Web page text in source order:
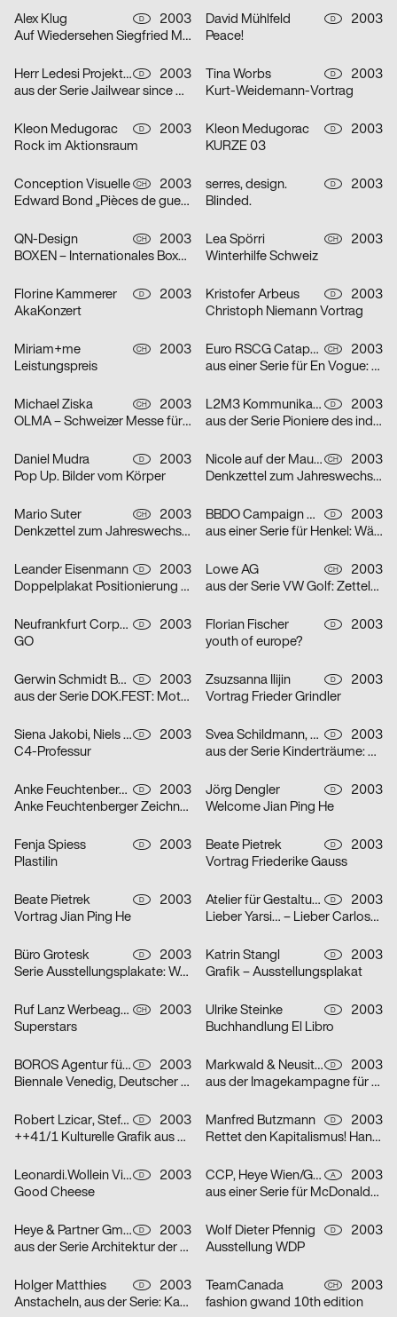
Alex Klug D
2003
Auf Wiedersehen Siegfried Maser
David Mühlfeld D
2003
Peace!
Herr Ledesi Projekt- und Werbeagentur D
2003
aus der Serie Jailwear since 1898: HAEFTLING Tasche
Tina Worbs D
2003
Kurt-Weidemann-Vortrag
Kleon Medugorac D
2003
Rock im Aktionsraum
Kleon Medugorac D
2003
KURZE 03
Conception Visuelle CH
2003
Edward Bond „Pièces de guerre I-II“
serres, design. D
2003
Blinded.
QN-Design CH
2003
BOXEN – Internationales Boxmeeting
Lea Spörri CH
2003
Winterhilfe Schweiz
Florine Kammerer D
2003
AkaKonzert
Kristofer Arbeus D
2003
Christoph Niemann Vortrag
Miriam+me CH
2003
Leistungspreis
Euro RSCG Catapult AG Switzerland CH
2003
aus einer Serie für En Vogue: Fisch
Michael Ziska CH
2003
OLMA – Schweizer Messe für Land- und Milchwirtschaft 2003
L2M3 Kommunikationsdesign D
2003
aus der Serie Pioniere des industriellen Designs am Bodensee: Champs
Daniel Mudra D
2003
Pop Up. Bilder vom Körper
Nicole auf der Mauer CH
2003
Denkzettel zum Jahreswechsel: Mädchen
Mario Suter CH
2003
Denkzettel zum Jahreswechsel: Öl
BBDO Campaign GmbH Düsseldorf D
2003
aus einer Serie für Henkel: Wäscheklammern
Leander Eisenmann D
2003
Doppelplakat Positionierung – Design und Architektur, von der Ausbildung zum Beruf?
Lowe AG CH
2003
aus der Serie VW Golf: Zettelplakat
Neufrankfurt Corporate Design GmbH D
2003
GO
Florian Fischer D
2003
youth of europe?
Gerwin Schmidt Büro für visuelle Gestaltung D
2003
aus der Serie DOK.FEST: Motiv Schrei – Motiv Kuss
Zsuzsanna Ilijin D
2003
Vortrag Frieder Grindler
Siena Jakobi, Niels Verhaag D
2003
C4-Professur
Svea Schildmann, Kathrin Nahlik D
2003
aus der Serie Kinderträume: Feuerwehr
Anke Feuchtenberger D
2003
Anke Feuchtenberger Zeichnungen
Jörg Dengler D
2003
Welcome Jian Ping He
Fenja Spiess D
2003
Plastilin
Beate Pietrek D
2003
Vortrag Friederike Gauss
Beate Pietrek D
2003
Vortrag Jian Ping He
Atelier für Gestaltung D
2003
Lieber Yarsi… – Lieber Carlos… – Serie von zwei Plakaten
Büro Grotesk D
2003
Serie Ausstellungsplakate: Wolfgang Vetten – Jürgen Paas – Kunstauktion
Katrin Stangl D
2003
Grafik – Ausstellungsplakat
Ruf Lanz Werbeagentur AG CH
2003
Superstars
Ulrike Steinke D
2003
Buchhandlung El Libro
BOROS Agentur für Kommunikation D
2003
Biennale Venedig, Deutscher Pavillon
Markwald & Neusitzer D
2003
aus der Imagekampagne für die Deutsche Aidshilfe e.V.
Robert Lzicar, Stefanie Preis D
2003
++41/1 Kulturelle Grafik aus Zürich
Manfred Butzmann D
2003
Rettet den Kapitalismus! Handelt jetzt!
Leonardi.Wollein Visuelle Konzepte D
2003
Good Cheese
CCP, Heye Wien/GBK,Heye München A
2003
aus einer Serie für McDonalds Österreich (Gabeln)
Heye & Partner GmbH D
2003
aus der Serie Architektur der Obdachlosigkeit: Motiv Citylight/Motiv Litfaßsäule
Wolf Dieter Pfennig D
2003
Ausstellung WDP
Holger Matthies D
2003
Anstacheln, aus der Serie: Kammerspiele – typografische Themenplakate
TeamCanada CH
2003
fashion gwand 10th edition